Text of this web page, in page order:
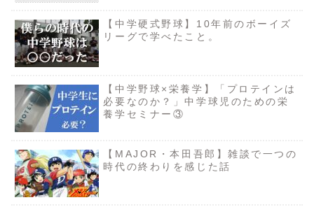
【中学硬式野球】10年前のボーイズ
リーグで学べたこと。
【中学野球×栄養学】「プロテインは
必要なのか？」中学球児のための栄
養学セミナー③
【MAJOR・本田吾郎】雑談で一つの
時代の終わりを感じた話